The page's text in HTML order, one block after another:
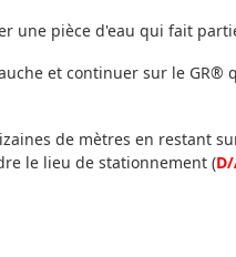
une pièce d'eau qui fait
et continuer sur le GR®
de mètres en restant
le lieu de stationnement (